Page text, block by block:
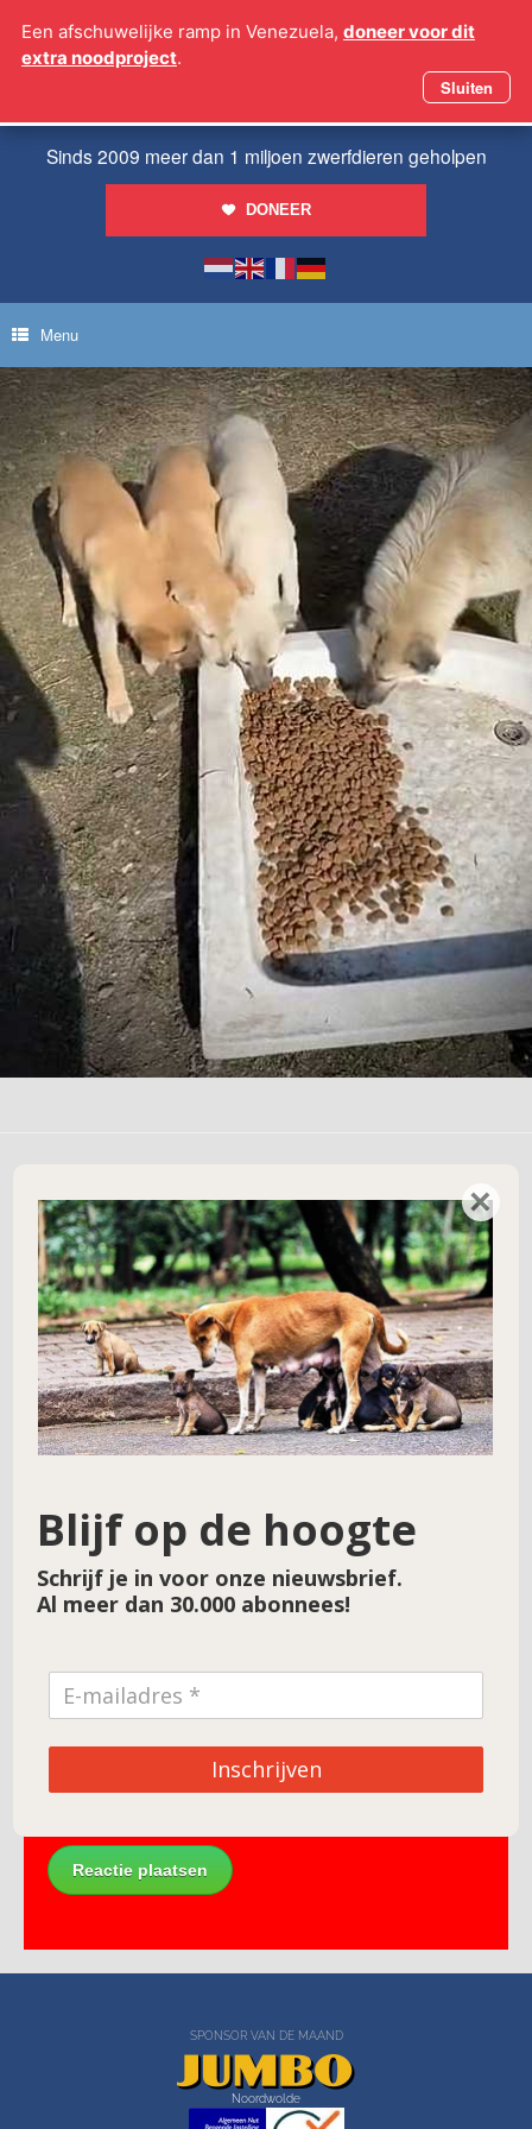
naar
Sinds 2009 meer dan 1 miljoen zwerfdieren geholpen
DONEER
Menu
Geef een reactie
Je e-mailadres wordt niet gepubliceerd. Vereiste velden zijn gemarkeerd met*
Reactie*
Naam*
E-mail*
SPONSOR VAN DE MAAND
Noordwolde
Een afschuwelijke ramp in Venezuela, doneer voor dit
extra noodproject.
Sluiten
×
Blijf op de hoogte
Schrijf je in voor onze nieuwsbrief.
Al meer dan 30.000 abonnees!
Inschrijven